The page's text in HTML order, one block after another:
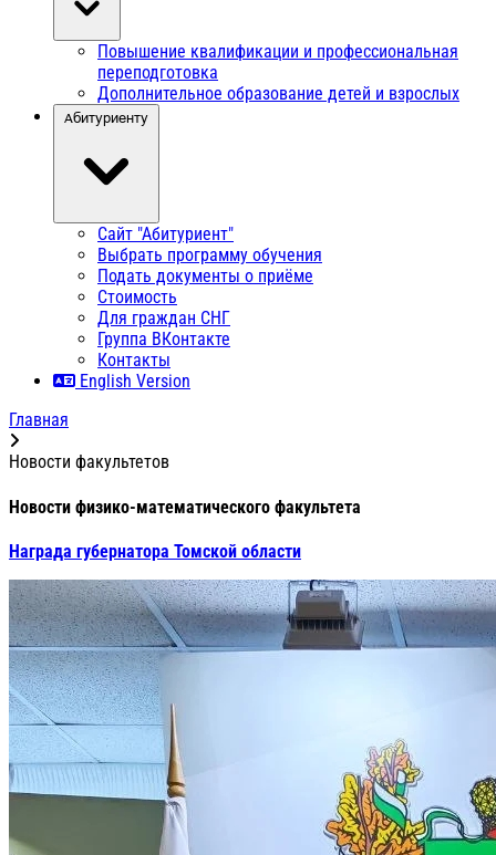
Повышение квалификации и профессиональная
переподготовка
Дополнительное образование детей и взрослых
Абитуриенту
Сайт "Абитуриент"
Выбрать программу обучения
Подать документы о приёме
Стоимость
Для граждан СНГ
Группа ВКонтакте
Контакты
English Version
Главная
Новости факультетов
Новости физико-математического факультета
Награда губернатора Томской области